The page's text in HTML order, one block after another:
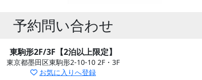
予約問い合わせ
東駒形2F/3F【2泊以上限定】
東京都墨田区東駒形2-10-10 2F・3F
お気に入りへ登録